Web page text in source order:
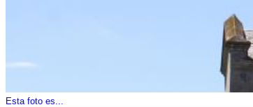
Esta foto es...